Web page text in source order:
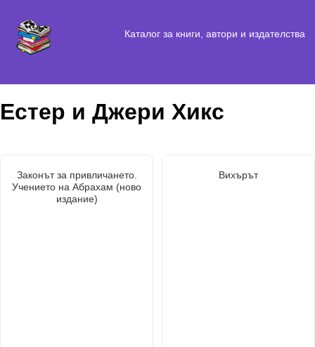
Каталог за книги, автори и издателства
Естер и Джери Хикс
Законът за привличането.
Учението на Абрахам (ново
издание)
Вихърът